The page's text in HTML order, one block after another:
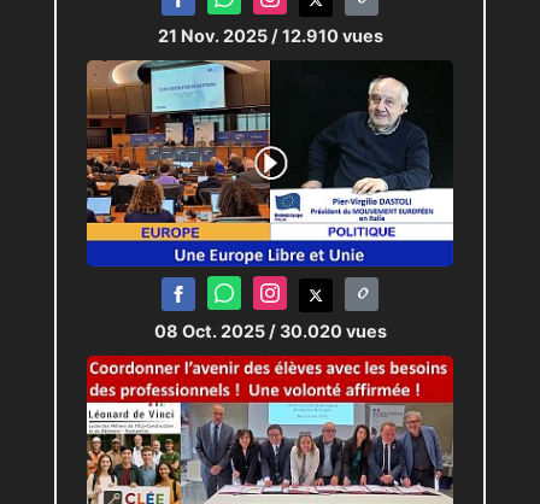
21 Nov. 2025 / 12.910 vues
08 Oct. 2025 / 30.020 vues